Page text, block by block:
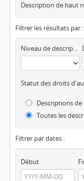
Filtrer les résultats par :
Niveau de description
Descriptions
Toutes les
Filtrer par dates :
Début